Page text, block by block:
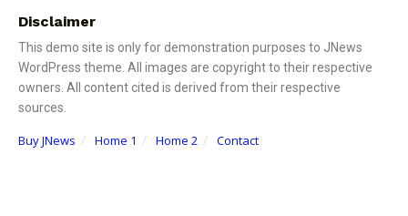
Disclaimer
This demo site is only for demonstration purposes to JNews
WordPress theme. All images are copyright to their respective
owners. All content cited is derived from their respective
sources.
Buy JNews Home 1 Home 2 Contact